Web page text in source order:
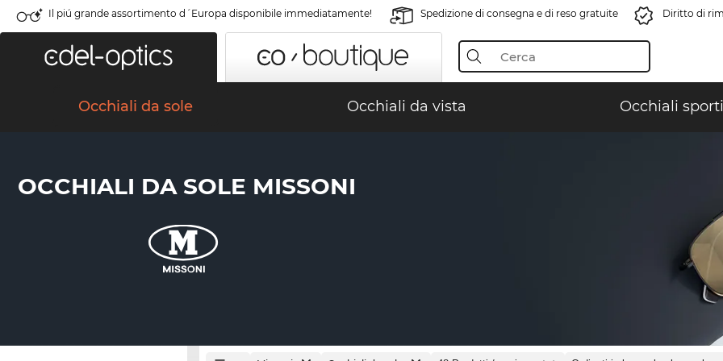
Il piú grande assortimento d´Europa disponibile immediatamente! Spedizione di consegna e di reso gratuite Diritto di
Occhiali da sole Occhiali da vista Occhiali
OCCHIALI DA SOLE MISSONI